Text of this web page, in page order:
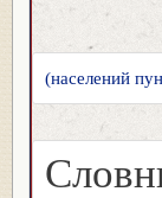
(населений